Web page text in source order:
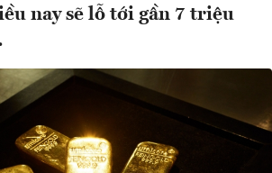
nay sẽ lỗ tới gần 7 triệu